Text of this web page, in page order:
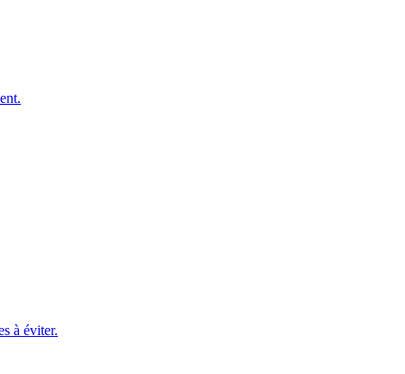
à éviter.